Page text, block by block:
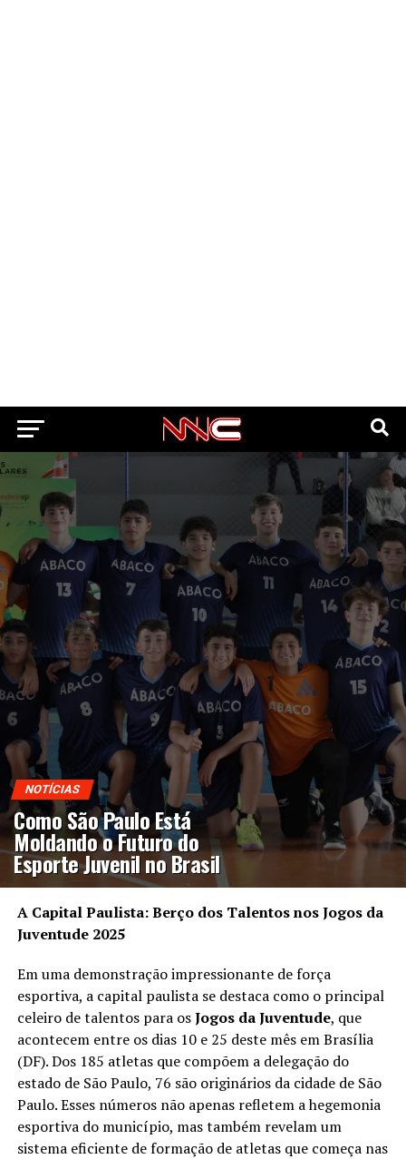
NOTÍCIAS
Como São Paulo Está
Moldando o Futuro do
Esporte Juvenil no Brasil
A Capital Paulista: Berço dos Talentos nos Jogos da
Juventude 2025
Em uma demonstração impressionante de força
esportiva, a capital paulista se destaca como o principal
celeiro de talentos para osJogos da Juventude, que
acontecem entre os dias 10 e 25 deste mês em Brasília
(DF). Dos 185 atletas que compõem a delegação do
estado de São Paulo, 76 são originários da cidade de São
Paulo. Esses números não apenas refletem a hegemonia
esportiva do município, mas também revelam um
sistema eficiente de formação de atletas que começa nas